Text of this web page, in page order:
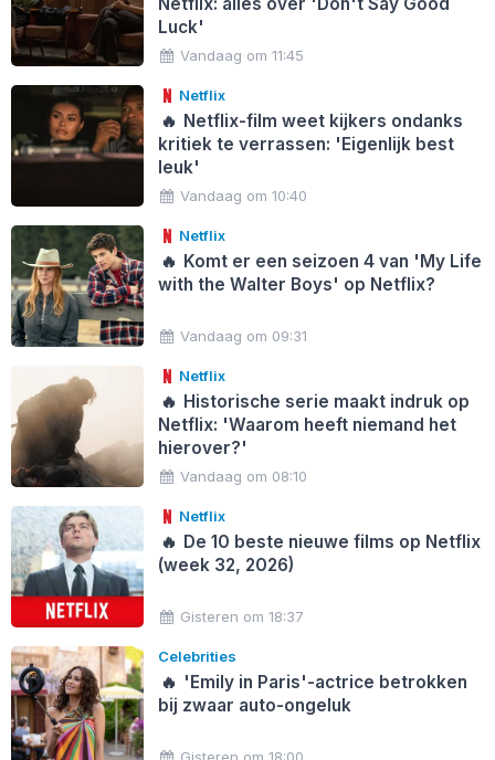
Luck'
Vandaag om 11:45
Netflix
🔥 Netflix-film weet kijkers ondanks
kritiek te verrassen: 'Eigenlijk best
leuk'
Vandaag om 10:40
Netflix
🔥 Komt er een seizoen 4 van 'My Life
with the Walter Boys' op Netflix?
Vandaag om 09:31
Netflix
🔥 Historische serie maakt indruk op
Netflix: 'Waarom heeft niemand het
hierover?'
Vandaag om 08:10
Netflix
🔥 De 10 beste nieuwe films op Netflix
(week 32, 2026)
Gisteren om 18:37
Celebrities
🔥 'Emily in Paris'-actrice betrokken
bij zwaar auto-ongeluk
Gisteren om 18:00